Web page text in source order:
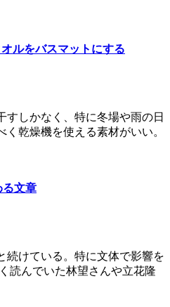
ルをバスマットにする
すしかなく、特に冬場や雨の日
乾燥機を使える素材がいい。
る文章
続けている。特に文体で影響を
読んでいた林望さんや立花隆